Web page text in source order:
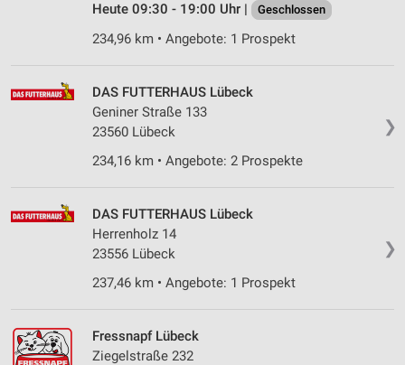
Heute 09:30 - 19:00 Uhr |
Geschlossen
234,96 km • Angebote: 1 Prospekt
❯
DAS FUTTERHAUS Lübeck
Geniner Straße 133
23560 Lübeck
234,16 km • Angebote: 2 Prospekte
❯
DAS FUTTERHAUS Lübeck
Herrenholz 14
23556 Lübeck
237,46 km • Angebote: 1 Prospekt
Fressnapf Lübeck
Ziegelstraße 232